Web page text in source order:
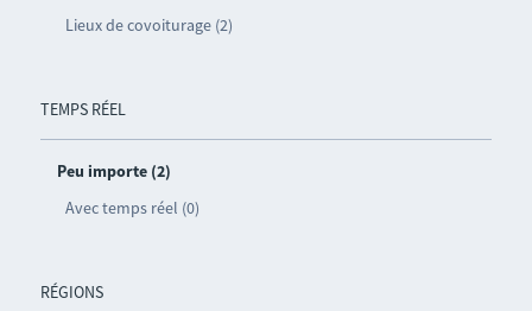
Lieux de covoiturage (2)
TEMPS RÉEL
Peu importe (2)
Avec temps réel (0)
RÉGIONS